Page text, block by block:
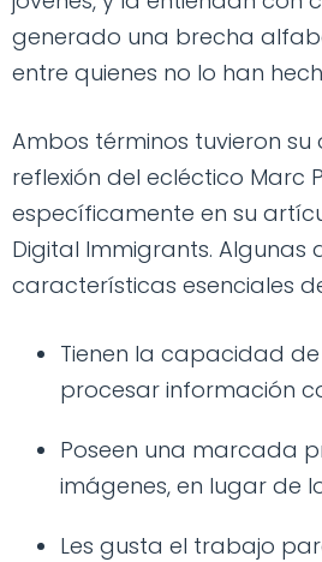
generado una brecha
entre quienes no lo han
Ambos términos tuvieron su
reflexión del ecléctico Marc
específicamente en su
Digital Immigrants. Algunas
características esenciales
Tienen la capacidad
procesar información
Poseen una marcada
imágenes, en lugar de
Les gusta el trabajo